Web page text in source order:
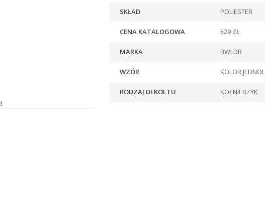
SKŁAD POLIESTER
CENA KATALOGOWA 529 ZŁ
MARKA BWLDR
WZÓR KOLOR
RODZAJ DEKOLTU KOŁNIERZYK